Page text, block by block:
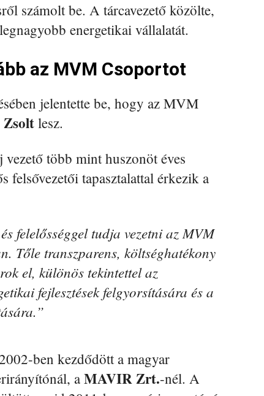
számolt be. A tárcavezető közölte,
energetikai vállalatát.
az MVM Csoportot
jelentette be, hogy az MVM
lesz.
több mint huszonöt éves
felsővezetői tapasztalattal érkezik a
felelősséggel tudja vezetni az MVM
Tőle transzparens, költséghatékony
el, különös tekintettel az
fejlesztések felgyorsítására és a
ben kezdődött a magyar
a MAVIR Zrt.-nél. A